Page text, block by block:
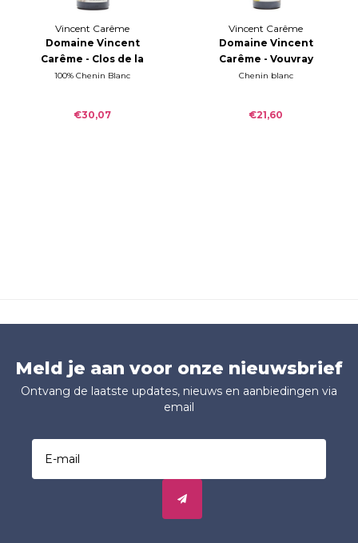
Vincent Carême
Domaine Vincent
Carême - Clos de la
Roche Vouvray
100% Chenin Blanc
€30,07
Vincent Carême
Domaine Vincent
Carême - Vouvray
demi sec "Tendre"
Chenin blanc
€21,60
Meld je aan voor onze nieuwsbrief
Ontvang de laatste updates, nieuws en aanbiedingen via
email